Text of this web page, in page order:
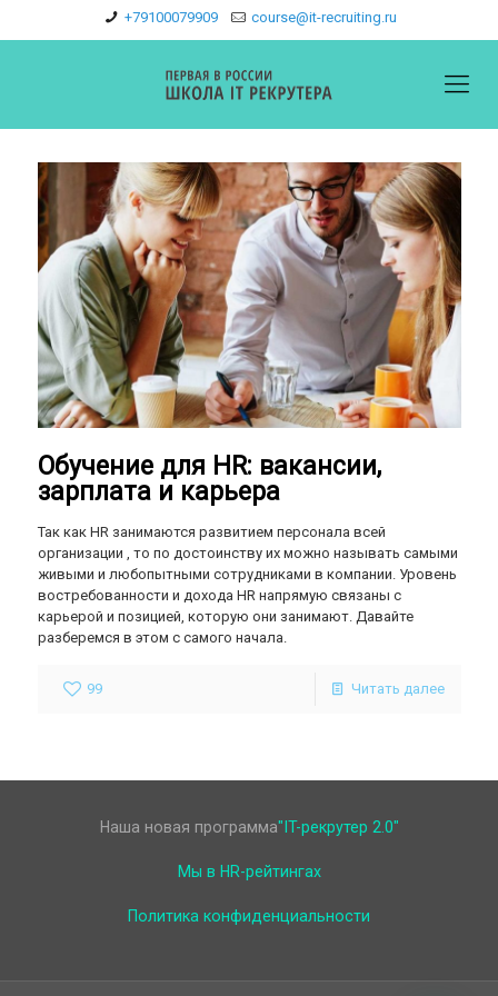
+79100079909 course@it-recruiting.ru
Обучение для HR: вакансии,
зарплата и карьера
Так как HR занимаются развитием персонала всей
организации , то по достоинству их можно называть самыми
живыми и любопытными сотрудниками в компании. Уровень
востребованности и дохода HR напрямую связаны с
карьерой и позицией, которую они занимают. Давайте
разберемся в этом с самого начала.
99 Читать далее
Наша новая программа"IT-рекрутер 2.0"
Мы в HR-рейтингах
Политика конфиденциальности